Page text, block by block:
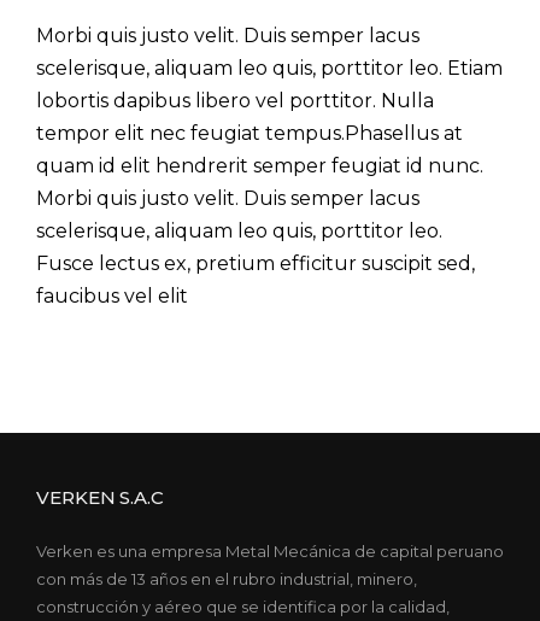
Morbi quis justo velit. Duis semper lacus
scelerisque, aliquam leo quis, porttitor leo. Etiam
lobortis dapibus libero vel porttitor. Nulla
tempor elit nec feugiat tempus.Phasellus at
quam id elit hendrerit semper feugiat id nunc.
Morbi quis justo velit. Duis semper lacus
scelerisque, aliquam leo quis, porttitor leo.
Fusce lectus ex, pretium efficitur suscipit sed,
faucibus vel elit
VERKEN S.A.C
Verken es una empresa Metal Mecánica de capital peruano
con más de 13 años en el rubro industrial, minero,
construcción y aéreo que se identifica por la calidad,